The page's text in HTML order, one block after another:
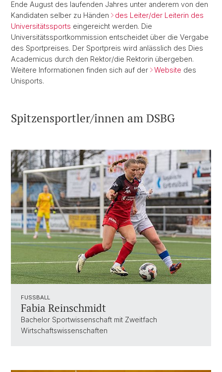
Ende August des laufenden Jahres unter anderem von den
Kandidaten selber zu Händen
des Leiter/der Leiterin des
Universitätssports eingereicht werden. Die
Universitätssportkommission entscheidet über die Vergabe
des Sportpreises. Der Sportpreis wird anlässlich des Dies
Academicus durch den Rektor/die Rektorin übergeben.
Weitere Informationen finden sich auf der
Website des
Unisports.
Spitzensportler/innen am DSBG
FUSSBALL
Fabia Reinschmidt
Bachelor Sportwissenschaft mit Zweitfach
Wirtschaftswissenschaften